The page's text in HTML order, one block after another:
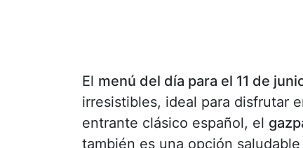
El menú del día para el 11 de
irresistibles, ideal para disfrutar
entrante clásico español, el
también es una opción